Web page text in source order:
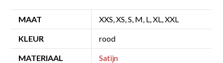
MAAT XXS, XS, S, M, L, XL, XXL
KLEUR rood
MATERIAAL Satijn